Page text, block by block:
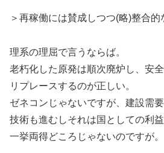
＞再稼働には賛成しつつ(略)整合的
理系の理屈で言うならば。
老朽化した原発は順次廃炉し、安
リプレースするのが正しい。
ゼネコンじゃないですが、建設需要
技術も進むしそれは国としての利益
一挙両得どころじゃないのですが。